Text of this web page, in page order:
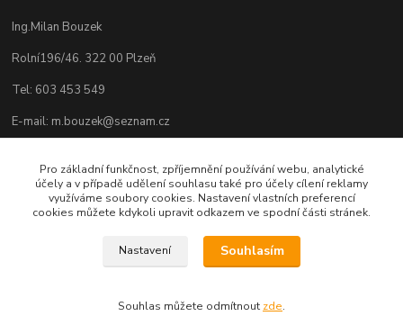
Ing.Milan Bouzek
Rolní196/46. 322 00 Plzeň
Tel: 603 453 549
E-mail: m.bouzek@seznam.cz
Pro základní funkčnost, zpříjemnění používání webu, analytické
účely a v případě udělení souhlasu také pro účely cílení reklamy
využíváme soubory cookies. Nastavení vlastních preferencí
cookies můžete kdykoli upravit odkazem ve spodní části stránek.
Nastavení Souhlasím
Souhlas můžete odmítnout zde.